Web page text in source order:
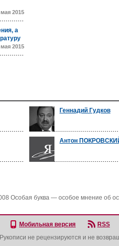
2015
а
2015
Геннадий Гудков
Антон
Особая буква — особое мнение об
Мобильная версия
RSS
не рецензируются и не